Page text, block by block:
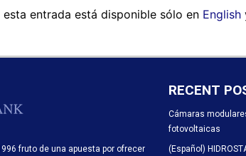
esta entrada está disponible sólo en English
fruto de una apuesta por ofrecer
RECENT
Cámaras
fotovoltaicas
(Español)